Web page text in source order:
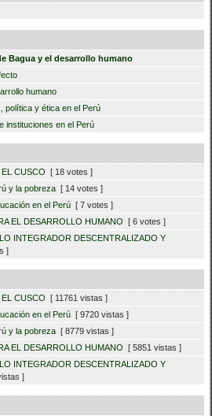
Bagua y el desarrollo humano
humano
política y ética en el Perú
instituciones en el Perú
CUSCO [ 18 votes ]
y la pobreza [ 14 votes ]
en el Perú [ 7 votes ]
EL DESARROLLO HUMANO [ 6 votes ]
INTEGRADOR DESCENTRALIZADO Y
]
CUSCO [ 11761 vistas ]
en el Perú [ 9720 vistas ]
y la pobreza [ 8779 vistas ]
EL DESARROLLO HUMANO [ 5851 vistas ]
INTEGRADOR DESCENTRALIZADO Y
]